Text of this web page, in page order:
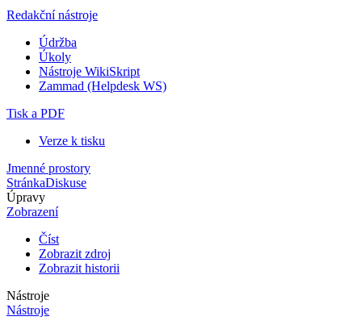
Redakční nástroje
Údržba
Úkoly
Nástroje WikiSkript
Zammad (Helpdesk WS)
Tisk a PDF
Verze k tisku
Jmenné prostory
StránkaDiskuse
Úpravy
Zobrazení
Číst
Zobrazit zdroj
Zobrazit historii
Nástroje
Nástroje